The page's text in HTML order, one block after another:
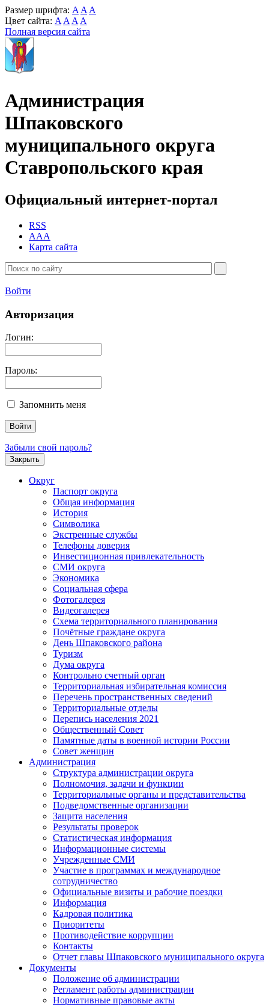
Размер шрифта: A A A
Цвет сайта: A A A A
Полная версия сайта
Администрация
Шпаковского
муниципального округа
Ставропольского края
Официальный интернет-портал
RSS
AAA
Карта сайта
Войти
Авторизация
Логин:
Пароль:
Запомнить меня
Забыли свой пароль?
Закрыть
Округ
Паспорт округа
Общая информация
История
Символика
Экстренные службы
Телефоны доверия
Инвестиционная привлекательность
СМИ округа
Экономика
Социальная сфера
Фотогалерея
Видеогалерея
Схема территориального планирования
Почётные граждане округа
День Шпаковского района
Туризм
Дума округа
Контрольно счетный орган
Территориальная избирательная комиссия
Перечень пространственных сведений
Территориальные отделы
Перепись населения 2021
Общественный Совет
Памятные даты в военной истории России
Совет женщин
Администрация
Структура администрации округа
Полномочия, задачи и функции
Территориальные органы и представительства
Подведомственные организации
Защита населения
Результаты проверок
Статистическая информация
Информационные системы
Учрежденные СМИ
Участие в программах и международное
сотрудничество
Официальные визиты и рабочие поездки
Информация
Кадровая политика
Приоритеты
Противодействие коррупции
Контакты
Отчет главы Шпаковского муниципального округа
Документы
Положение об администрации
Регламент работы администрации
Нормативные правовые акты